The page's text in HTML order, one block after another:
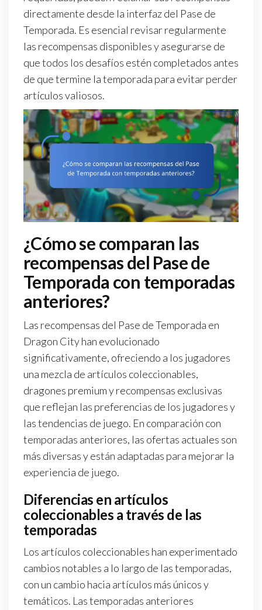
directamente desde la interfaz del Pase de
Temporada. Es esencial revisar regularmente
las recompensas disponibles y asegurarse de
que todos los desafíos estén completados antes
de que termine la temporada para evitar perder
artículos valiosos.
¿Cómo se comparan las
recompensas del Pase de
Temporada con temporadas
anteriores?
Las recompensas del Pase de Temporada en
Dragon City han evolucionado
significativamente, ofreciendo a los jugadores
una mezcla de artículos coleccionables,
dragones premium y recompensas exclusivas
que reflejan las preferencias de los jugadores y
las tendencias de juego. En comparación con
temporadas anteriores, las ofertas actuales son
más diversas y están adaptadas para mejorar la
experiencia de juego.
Diferencias en artículos
coleccionables a través de las
temporadas
Los artículos coleccionables han experimentado
cambios notables a lo largo de las temporadas,
con un cambio hacia artículos más únicos y
temáticos. Las temporadas anteriores